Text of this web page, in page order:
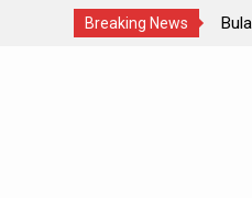
Breaking News
Bulan Oktober 2023